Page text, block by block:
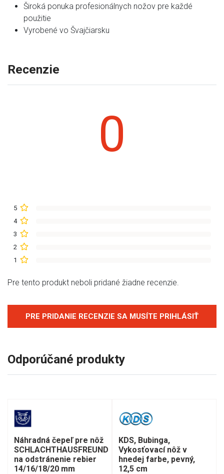
Široká ponuka profesionálnych nožov pre každé
použitie
Vyrobené vo Švajčiarsku
Recenzie
0
5
4
3
2
1
Pre tento produkt neboli pridané žiadne recenzie.
PRE PRIDANIE RECENZIE SA MUSÍTE PRIHLÁSIŤ
Odporúčané produkty
Náhradná čepeľ pre nôž
SCHLACHTHAUSFREUND
na odstránenie rebier
14/16/18/20 mm
KDS, Bubinga,
Vykosťovací nôž v
hnedej farbe, pevný,
12,5 cm